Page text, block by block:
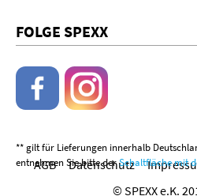
FOLGE SPEXX
AGB Datenschutz
** gilt für Lieferungen innerhalb
entnehmen Sie bitte derSchaltfläche mit
© SPEXX e.K.